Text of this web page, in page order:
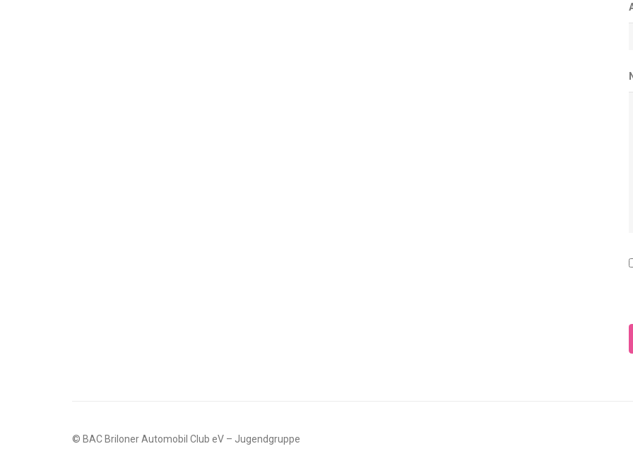
© BAC Briloner Automobil Club eV – Jugendgruppe